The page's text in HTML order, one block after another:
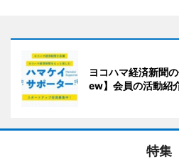
ヨコハマ経済新聞
ew】会員の活動紹
特集